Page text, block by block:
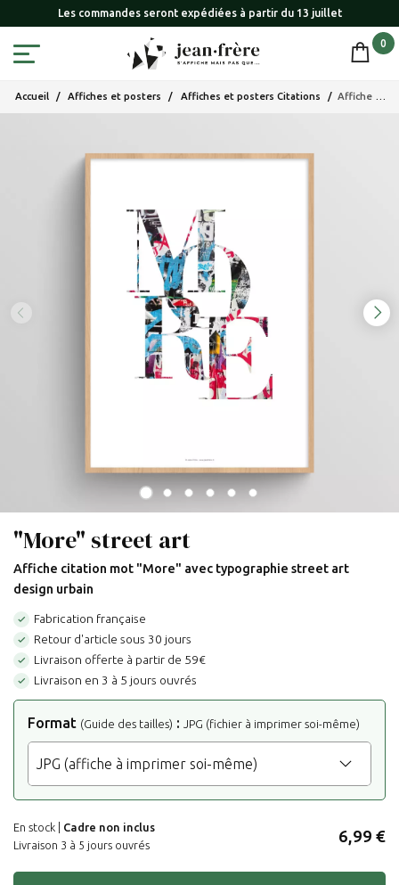
Les commandes seront expédiées à partir du 13 juillet
0
Accueil Affiches et posters Affiches et posters Citations Affiche citation mot "More" avec typographie street art design urbain
"More" street art
Affiche citation mot "More" avec typographie street art
design urbain
 Fabrication française
 Retour d'article sous 30 jours
 Livraison offerte à partir de 59€
 Livraison en 3 à 5 jours ouvrés
Format (Guide des tailles) : JPG (fichier à imprimer soi-même)
En stock | Cadre non inclus
Livraison 3 à 5 jours ouvrés
6,99 €